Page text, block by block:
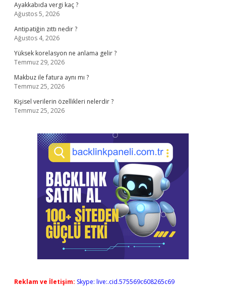
Ayakkabıda vergi kaç ?
Ağustos 5, 2026
Antipatiğin zıttı nedir ?
Ağustos 4, 2026
Yüksek korelasyon ne anlama gelir ?
Temmuz 29, 2026
Makbuz ile fatura aynı mı ?
Temmuz 25, 2026
Kişisel verilerin özellikleri nelerdir ?
Temmuz 25, 2026
Reklam ve İletişim: Skype: live:.cid.575569c608265c69